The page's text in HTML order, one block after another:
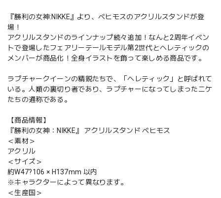
『勝利の女神:NIKKE』より、ベヒモスのアクリルスタンドが登
場！
アクリルスタンドのラインナップ続々追加！なんと2周年イベン
トで登場したフェアリーテールモデル第2世代とヘレティックの
メンバーが商品化！全身イラストを飾って楽しめる商品です。
ラプチャークイーンの精鋭たちで、「ヘレティック」と呼ばれて
いる。人類の裏切り者であり、ラプチャーになってしまったニケ
たちの通称である。
【商品情報】
『勝利の女神：NIKKE』 アクリルスタンド ベヒモス
＜素材＞
アクリル
＜サイズ＞
約W47?106 × H137mm 以内
※キャラクターによって異なります。
＜生産国＞